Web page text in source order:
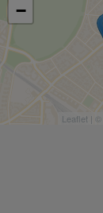
−
Leaflet | ©